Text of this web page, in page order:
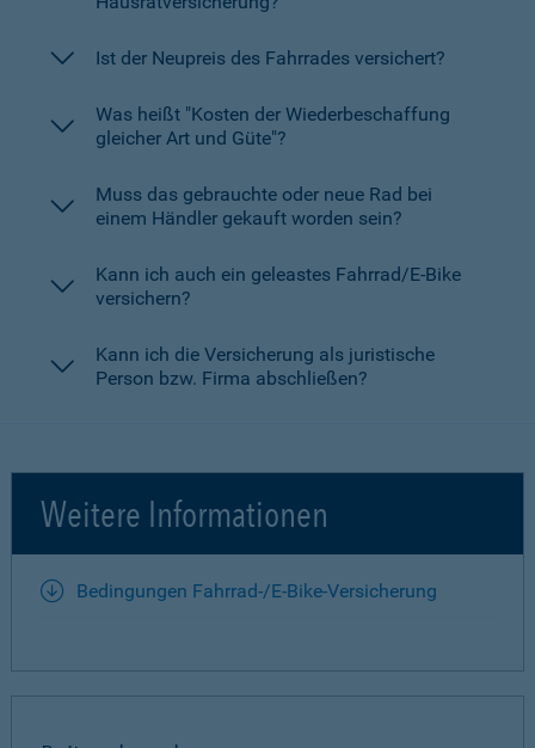
Ist der Neupreis des Fahrrades versichert?
Was heißt "Kosten der Wiederbeschaffung
gleicher Art und Güte"?
Muss das gebrauchte oder neue Rad bei
einem Händler gekauft worden sein?
Kann ich auch ein geleastes Fahrrad/E-Bike
versichern?
Kann ich die Versicherung als juristische
Person bzw. Firma abschließen?
Weitere Informationen
Bedingungen Fahrrad-/E-Bike-Versicherung